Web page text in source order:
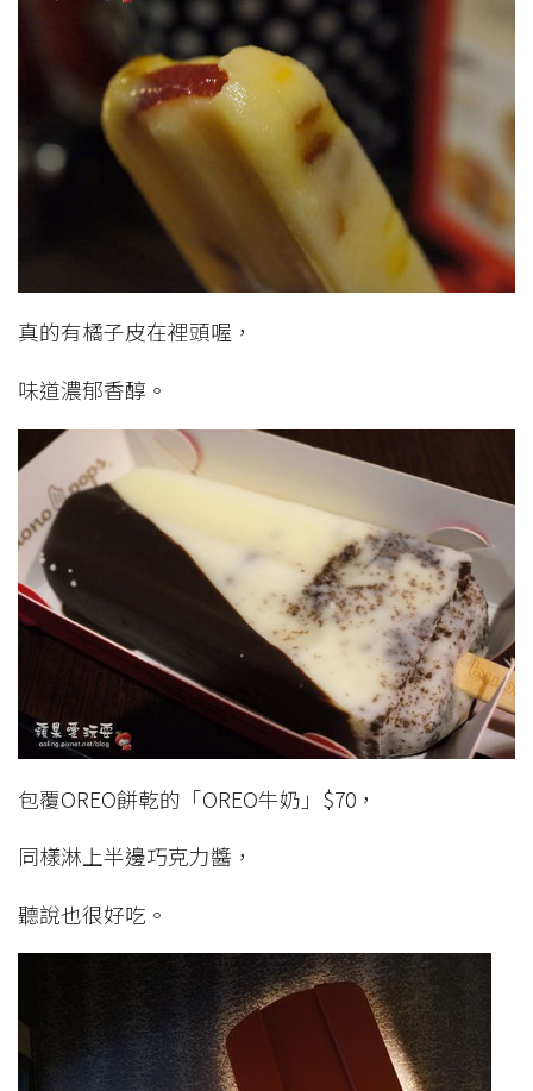
真的有橘子皮在裡頭喔，
味道濃郁香醇。
包覆OREO餅乾的「OREO牛奶」$70，
同樣淋上半邊巧克力醬，
聽說也很好吃。